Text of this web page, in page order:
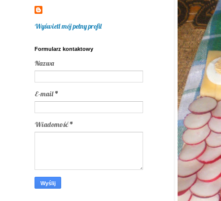
Wyświetl mój pełny profil
Formularz kontaktowy
Nazwa
E-mail*
Wiadomość*